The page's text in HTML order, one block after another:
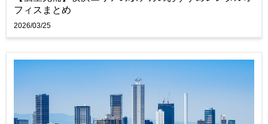
フィスまとめ
2026/03/25